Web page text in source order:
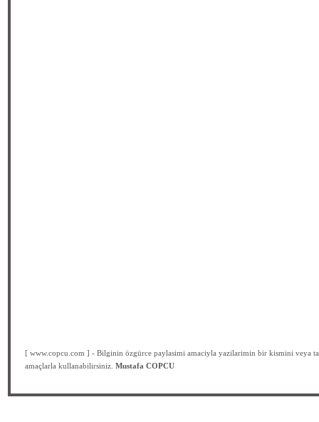
[ www.copcu.com ] - Bilginin özgürce paylasimi amaciyla yazilarimin bir kismini veya
amaçlarla kullanabilirsiniz. Mustafa COPCU